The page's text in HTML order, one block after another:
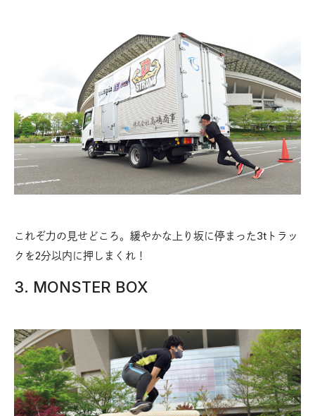
これぞ力の見せどころ。緩やかな上り坂に停まった3tトラッ
クを2分以内に押しまくれ！
3. MONSTER BOX